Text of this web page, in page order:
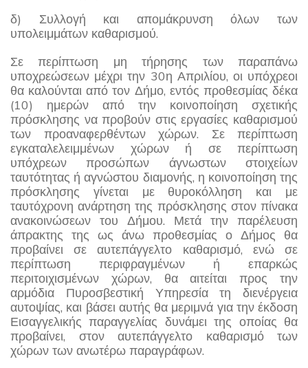
δ) Συλλογή και απομάκρυνση όλων των
υπολειμμάτων καθαρισμού.
Σε περίπτωση μη τήρησης των παραπάνω
υποχρεώσεων μέχρι την 30η Απριλίου, οι υπόχρεοι
θα καλούνται από τον Δήμο, εντός προθεσμίας δέκα
(10) ημερών από την κοινοποίηση σχετικής
πρόσκλησης να προβούν στις εργασίες καθαρισμού
των προαναφερθέντων χώρων. Σε περίπτωση
εγκαταλελειμμένων χώρων ή σε περίπτωση
υπόχρεων προσώπων άγνωστων στοιχείων
ταυτότητας ή αγνώστου διαμονής, η κοινοποίηση της
πρόσκλησης γίνεται με θυροκόλληση και με
ταυτόχρονη ανάρτηση της πρόσκλησης στον πίνακα
ανακοινώσεων του Δήμου. Μετά την παρέλευση
άπρακτης της ως άνω προθεσμίας ο Δήμος θα
προβαίνει σε αυτεπάγγελτο καθαρισμό, ενώ σε
περίπτωση περιφραγμένων ή επαρκώς
περιτοιχισμένων χώρων, θα αιτείται προς την
αρμόδια Πυροσβεστική Υπηρεσία τη διενέργεια
αυτοψίας, και βάσει αυτής θα μεριμνά για την έκδοση
Εισαγγελικής παραγγελίας δυνάμει της οποίας θα
προβαίνει, στον αυτεπάγγελτο καθαρισμό των
χώρων των ανωτέρω παραγράφων.